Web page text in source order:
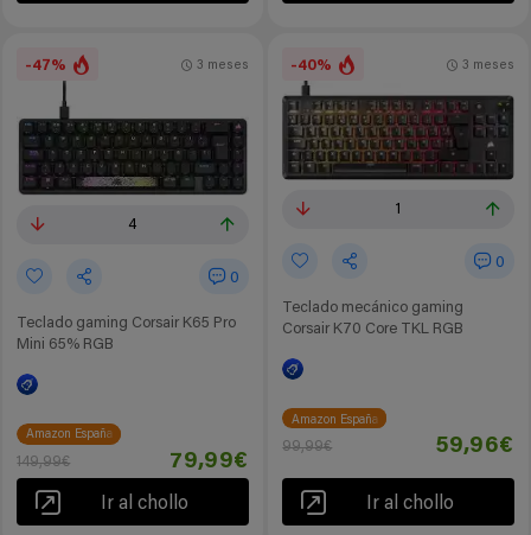
-47%
4
0
Teclado gaming Corsair K65 Pro
Mini 65% RGB
3 meses
Amazon España
149,99€ 79,99€
Ir al chollo
-40%
1
0
Teclado mecánico gaming
Corsair K70 Core TKL RGB
3 meses
Amazon España
99,99€ 59,96€
Ir al chollo